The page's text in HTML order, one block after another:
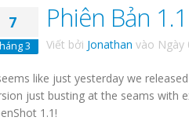
7
3
Phiên Bản
Viết bởi Jonathan vào Ngày
like just yesterday we
just busting at the seams with
1.1!